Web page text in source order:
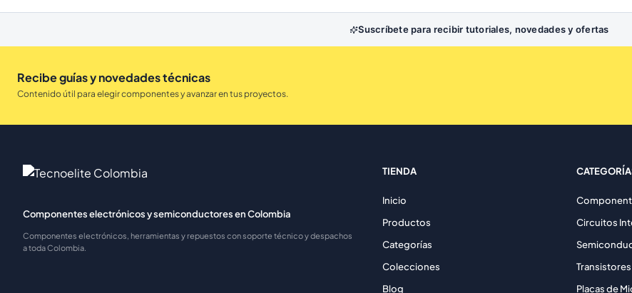
Suscríbete para recibir tutoriales, novedades y ofertas
Recibe guías y novedades técnicas
Contenido útil para elegir componentes y avanzar en tus proyectos.
Componentes electrónicos y semiconductores en Colombia
Componentes electrónicos, herramientas y repuestos con soporte técnico y despachos
a toda Colombia.
TIENDA
Inicio
Productos
Categorías
Colecciones
Blog
Circuitos
Transistores
Placas de